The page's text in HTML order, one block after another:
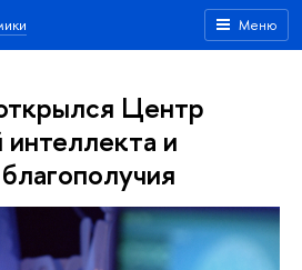
Меню
Центр
и